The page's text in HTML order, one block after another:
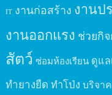
IT งานก่อสร้าง งานป
งานออกแรง ช่วยกิ
สัตว์ ซ่อมห้องเรียน ดูแล
ทำยางยืด ทำโป่ง บริจาค